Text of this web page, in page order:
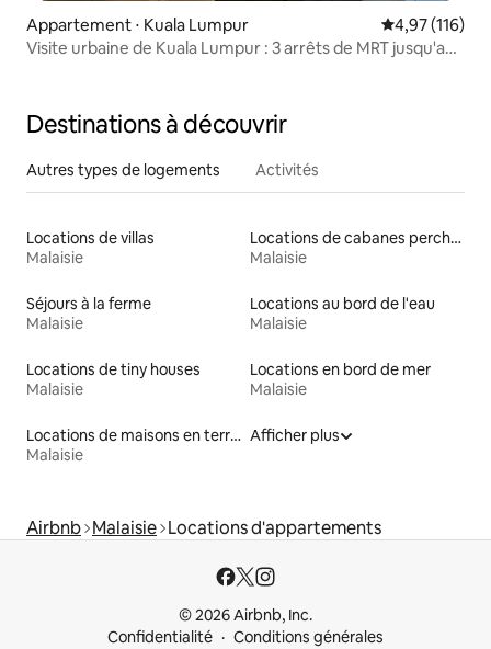
Appartement ⋅ Kuala Lumpur Évaluation
4,97 (116)
Visite urbaine de Kuala Lumpur : 3 arrêts de MRT jusqu'au
Destinations à découvrir
Autres types de logements Activités
Locations de villas
Malaisie
Locations de cabanes perchées
Malaisie
Séjours à la ferme
Malaisie
Locations au bord de l'eau
Malaisie
Locations de tiny houses
Malaisie
Locations en bord de mer
Malaisie
Locations de maisons en terre
Malaisie
Afficher plus
Airbnb Malaisie Locations d'appartements
© 2026 Airbnb, Inc.
Confidentialité
Conditions générales